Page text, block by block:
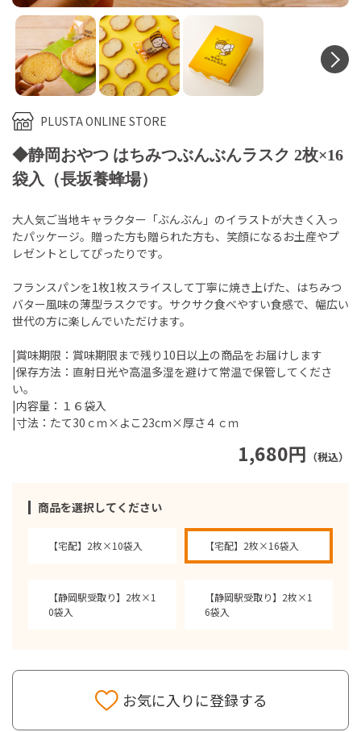
PLUSTA ONLINE STORE
◆静岡おやつ はちみつぶんぶんラスク 2枚×16
袋入（長坂養蜂場）
1,680円 （税込）
商品を選択してください
【宅配】2枚×10袋入 【宅配】2枚×16袋入
【静岡駅受取り】2枚×1
0袋入
【静岡駅受取り】2枚×1
6袋入
大人気ご当地キャラクター「ぶんぶん」のイラストが大きく入っ
たパッケージ。贈った方も贈られた方も、笑顔になるお土産やプ
レゼントとしてぴったりです。
フランスパンを1枚1枚スライスして丁寧に焼き上げた、はちみつ
バター風味の薄型ラスクです。サクサク食べやすい食感で、幅広い
世代の方に楽しんでいただけます。
|賞味期限：賞味期限まで残り10日以上の商品をお届けします
|保存方法：直射日光や高温多湿を避けて常温で保管してくださ
い。
|内容量：１６袋入
|寸法：たて30ｃｍ×よこ23cm×厚さ４ｃｍ
お気に入りに登録する